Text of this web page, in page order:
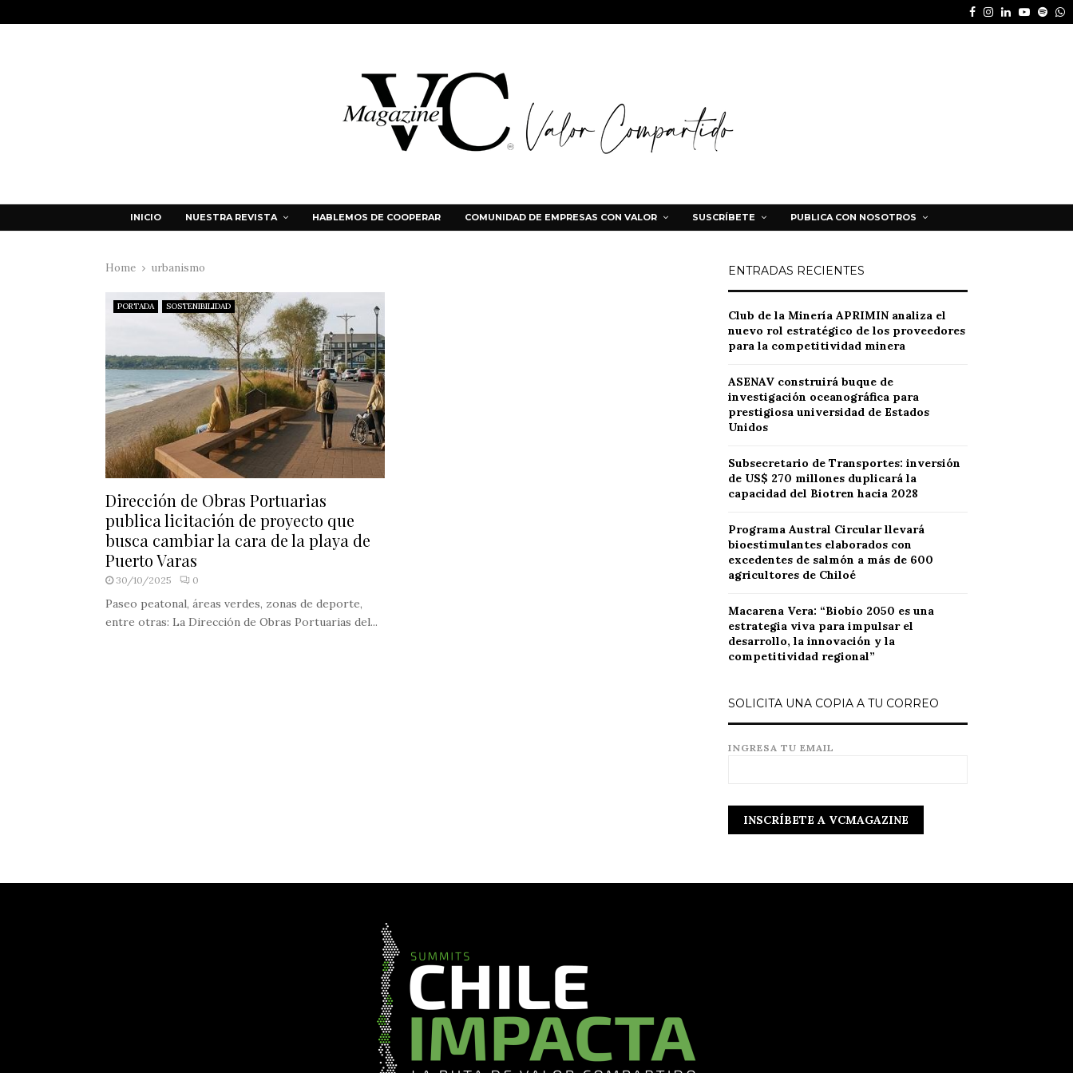
Facebook
Instagram
LinkedinYoutube
INICIO NUESTRA REVISTA HABLEMOS DE COOPERAR COMUNIDAD DE EMPRESAS CON VALOR SUSCRÍBETE PUBLICA CON NOSOTROS
Home urbanismo
PORTADA SOSTENIBILIDAD
Dirección de Obras Portuarias
publica licitación de proyecto que
busca cambiar la cara de la playa de
Puerto Varas
30/10/2025 0
Paseo peatonal, áreas verdes, zonas de deporte,
entre otras: La Dirección de Obras Portuarias del...
ENTRADAS RECIENTES
Club de la Minería APRIMIN analiza el
nuevo rol estratégico de los proveedores
para la competitividad minera
ASENAV construirá buque de
investigación oceanográfica para
prestigiosa universidad de Estados
Unidos
Subsecretario de Transportes: inversión
de US$ 270 millones duplicará la
capacidad del Biotren hacia 2028
Programa Austral Circular llevará
bioestimulantes elaborados con
excedentes de salmón a más de 600
agricultores de Chiloé
Macarena Vera: “Biobío 2050 es una
estrategia viva para impulsar el
desarrollo, la innovación y la
competitividad regional”
SOLICITA UNA COPIA A TU CORREO
INGRESA TU EMAIL